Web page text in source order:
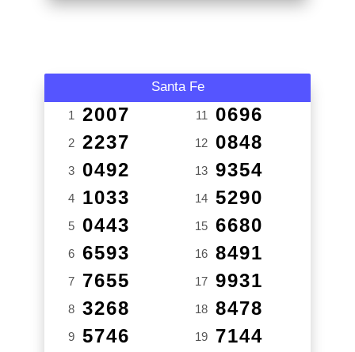
Santa Fe
1 2007
2 2237
3 0492
4 1033
5 0443
6 6593
7 7655
8 3268
9 5746
11 0696
12 0848
13 9354
14 5290
15 6680
16 8491
17 9931
18 8478
19 7144